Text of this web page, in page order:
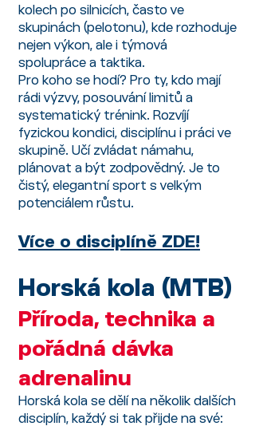
kolech po silnicích, často ve
skupinách (pelotonu), kde rozhoduje
nejen výkon, ale i týmová
spolupráce a taktika.
Pro koho se hodí? Pro ty, kdo mají
rádi výzvy, posouvání limitů a
systematický trénink. Rozvíjí
fyzickou kondici, disciplínu i práci ve
skupině. Učí zvládat námahu,
plánovat a být zodpovědný. Je to
čistý, elegantní sport s velkým
potenciálem růstu.
Více o disciplíně ZDE!
Horská kola (MTB)
Příroda, technika a
pořádná dávka
adrenalinu
Horská kola se dělí na několik dalších
disciplín, každý si tak přijde na své: